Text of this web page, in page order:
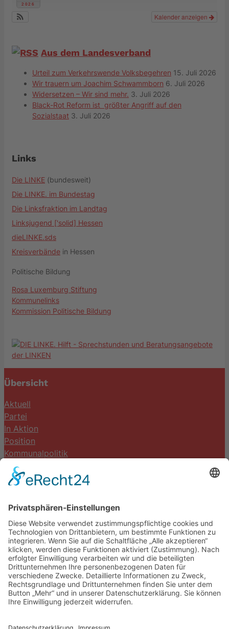
2026
Kalender anzeigen
Aus dem Landesverband
Urteil zum Verkehrswende Volksbegehren 15. Juli 2026
Wir trauern um Joachim Schwammborn 6. Juli 2026
Widersetzen – Wir sind mehr. 3. Juli 2026
Black-Rot Reform ist größter Angriff auf den
Sozialstaat 3. Juli 2026
Links
Die LINKE (bundesweit)
Die LINKE. im Bundestag
Die Linksfraktion im Landtag
Linksjugend ['solid] Hessen
dieLINKE.sds
Kreisverbände in Hessen
Politische Bildung
Rosa Luxemburg Stiftung
Kommunelinks
Kommission Politische Bildung
Übersicht
Aktuell
Partei
In Aktion
Position
Kommunalpolitik
Termine
DIE LINKE. Schwalm-Eder
Steingasse 5
34613 Schwalmstadt
Tel.06691 8077899
info@die-linke-schwalm-eder.de
Gesetzliches
Impressum